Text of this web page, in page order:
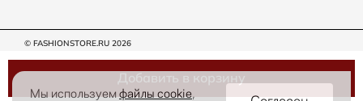
Добавить в корзину
© FASHIONSTORE.RU 2026
Мы используемфайлы cookie